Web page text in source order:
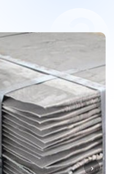
›